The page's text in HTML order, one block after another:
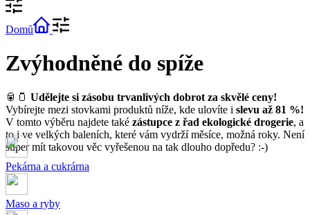
Domů
Zvýhodněné do spíže
🥫🫙 Udělejte si zásobu trvanlivých dobrot za skvělé ceny!
Vybírejte mezi stovkami produktů níže, kde ulovíte i slevu až 81 %!
V tomto výběru najdete také zástupce z řad ekologické drogerie, a
to i ve velkých baleních, které vám vydrží měsíce, možná roky. Není
super mít takovou věc vyřešenou na tak dlouho dopředu? :-)
Pekárna a cukrárna
Maso a ryby